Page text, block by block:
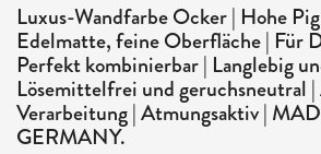
der
Bildergalerie
springen
Luxus-Wandfarbe Ocker | Hohe
Edelmatte, feine Oberfläche | Für
Perfekt kombinierbar | Langlebig
Lösemittelfrei und geruchsneutral
Verarbeitung | Atmungsaktiv |
GERMANY.